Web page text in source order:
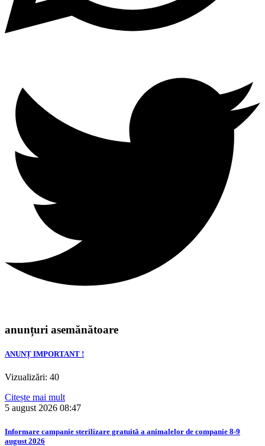
anunțuri asemănătoare
ANUNȚ IMPORTANT !
Vizualizări: 40
Citește mai mult
5 august 2026 08:47
Informare campanie sterilizare gratuită a animalelor de companie 8-9
august 2026